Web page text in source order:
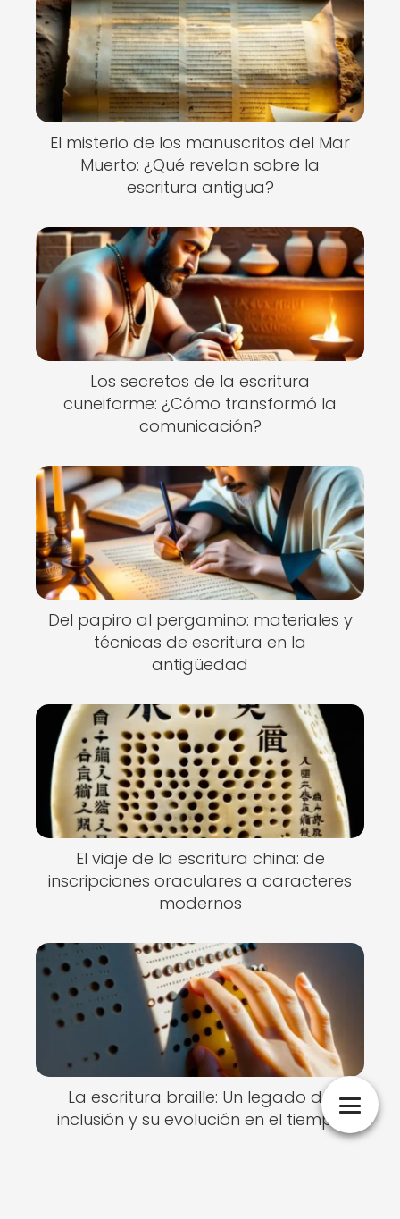
El misterio de los manuscritos del Mar
Muerto: ¿Qué revelan sobre la
escritura antigua?
Los secretos de la escritura
cuneiforme: ¿Cómo transformó la
comunicación?
Del papiro al pergamino: materiales y
técnicas de escritura en la
antigüedad
El viaje de la escritura china: de
inscripciones oraculares a caracteres
modernos
La escritura braille: Un legado de
inclusión y su evolución en el tiempo